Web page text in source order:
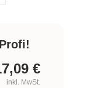
€
inkl. MwSt.